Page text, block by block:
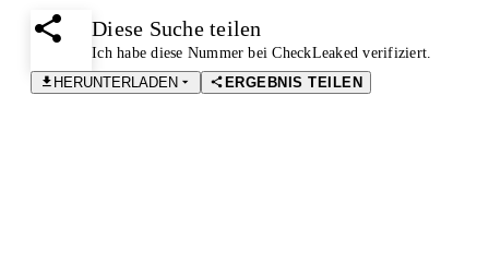
Diese Suche teilen
Ich habe diese Nummer bei CheckLeaked verifiziert.
HERUNTERLADEN
ERGEBNIS TEILEN